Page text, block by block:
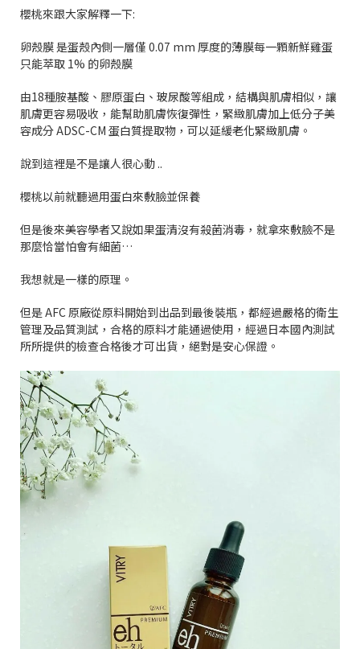
櫻桃來跟大家解釋一下:
卵殼膜是蛋殼內側一層僅 0.07 mm 厚度的薄膜每一顆新鮮雞蛋
只能萃取 1% 的卵殼膜
由18種胺基酸、膠原蛋白、玻尿酸等組成，結構與肌膚相似，讓
肌膚更容易吸收，能幫助肌膚恢復彈性，緊緻肌膚加上低分子美
容成分ADSC-CM 蛋白質提取物，可以延緩老化緊緻肌膚。
說到這裡是不是讓人很心動 ..
櫻桃以前就聽過用蛋白來敷臉並保養
但是後來美容學者又說如果蛋清沒有殺菌消毒，就拿來敷臉不是
那麼恰當怕會有細菌…
我想就是一樣的原理。
但是AFC原廠從原料開始到出品到最後裝瓶，都經過嚴格的衛生
管理及品質測試，合格的原料才能通過使用，經過日本國內測試
所所提供的檢查合格後才可出貨，絕對是安心保證。